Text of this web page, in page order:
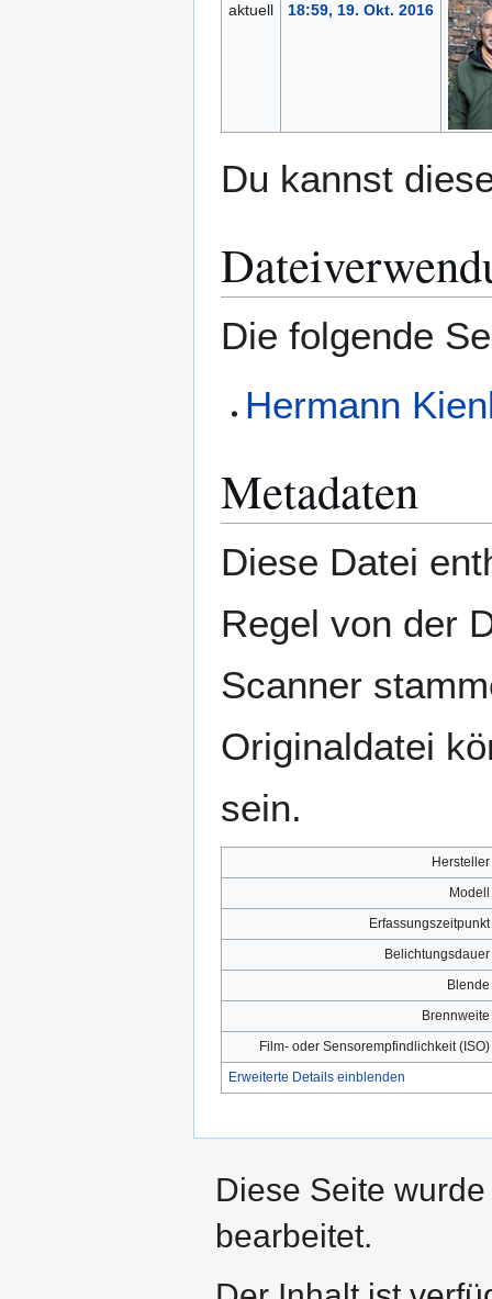
aktuell
18:59, 19. Okt. 2016
Du kannst
Die folgende
Hermann
Metadaten
Diese Datei
Regel von der
Scanner
Originaldatei
sein.
Hersteller
Modell
Erfassungszeitpunkt
Belichtungsdauer
Blende
Brennweite
Film- oder Sensorempfindlichkeit (ISO)
Erweiterte Details einblenden
Diese Seite
bearbeitet.